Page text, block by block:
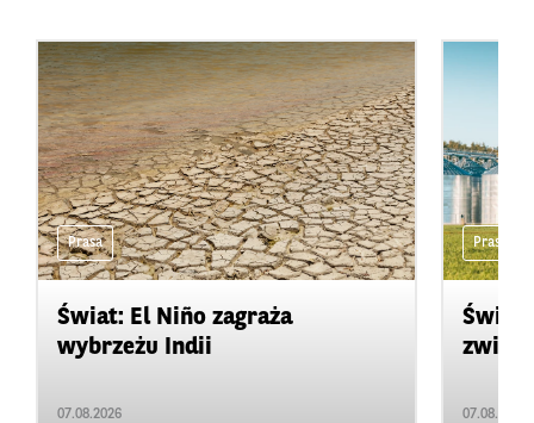
Prasa
Świat: El Niño zagraża
wybrzeżu Indii
07.08.2026
Prasa
07.08.2026